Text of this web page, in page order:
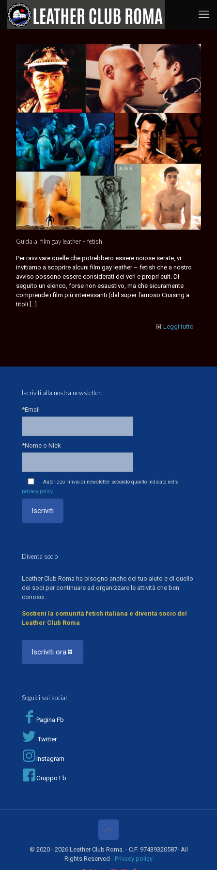
Guida ai film gay leather – fetish
Per ravvivare quelle che potrebbero essere noiose serate, vi
invitiamo a scoprire alcuni film gay leather – fetish che a nostro
avviso possono essere considerati dei veri e propri cult. Di
seguito un elenco, forse non esaustivo, ma che sicuramente
comprende i film più interessanti (dal super famoso Cruising a
titoli […]
Leggi tutto
Iscriviti alla nostra newsletter!
*Email
*Nome o Nick
Autorizzo l'invio di newsletter secondo quanto indicato nella
privacy policy
Diventa socio
Leather Club Roma ha bisogno anche del tuo aiuto e di quello
dei soci per continuare ad organizzare le attività che ben
conosci.
Sostieni la comunità fetish italiana e diventa socio del
Leather Club Roma
Iscriviti ora
Seguici sui social
Pagina Fb
Twitter
Instagram
Gruppo Fb
© 2020 - 2026 Leather Club Roma. - C.F. 97439320587- All
Rights Reserved - Privacy policy